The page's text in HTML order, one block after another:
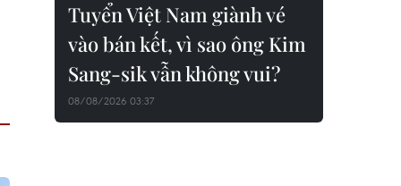
Tuyển Việt Nam giành vé
vào bán kết, vì sao ông Kim
Sang-sik vẫn không vui?
08/08/2026 03:37